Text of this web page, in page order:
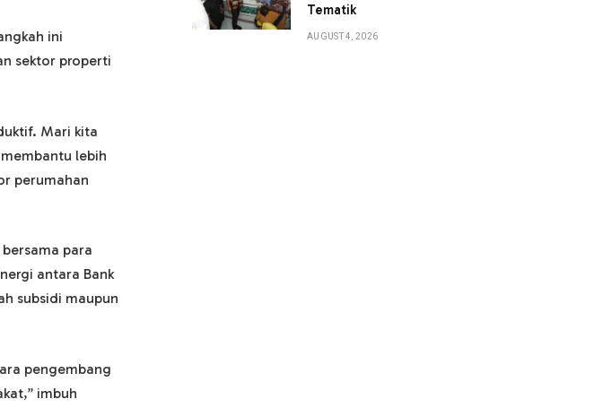
ini
sektor properti
Mari kita
lebih
perumahan
para
antara Bank
subsidi maupun
pengembang
imbuh
Tematik
AUGUST 4, 2026